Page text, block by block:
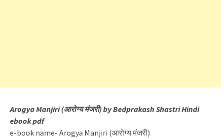
Arogya Manjiri (आरोग्य मंजरी) by Bedprakash Shastri Hindi
ebook pdf
e-book name- Arogya Manjiri (आरोग्य मंजरी)